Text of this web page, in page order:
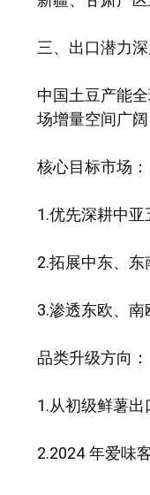
三、出口潜力
中国土豆产能
场增量空间广
核心目标市场：
1.优先深耕中
2.拓展中东、东
3.渗透东欧、南
品类升级方向：
1.从初级鲜薯
2.2024 年爱味